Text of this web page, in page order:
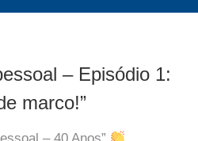
– Episódio 1:
marco!”